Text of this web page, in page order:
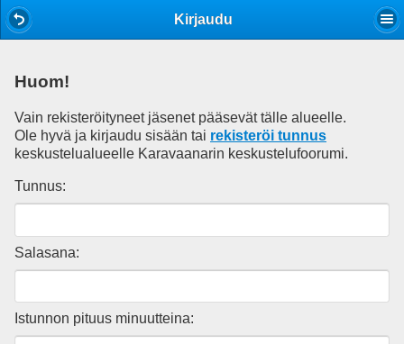
Kirjaudu
Huom!
Vain rekisteröityneet jäsenet pääsevät tälle alueelle.
Ole hyvä ja kirjaudu sisään tai rekisteröi tunnus
keskustelualueelle Karavaanarin keskustelufoorumi.
Tunnus:
Salasana:
Istunnon pituus minuutteina: